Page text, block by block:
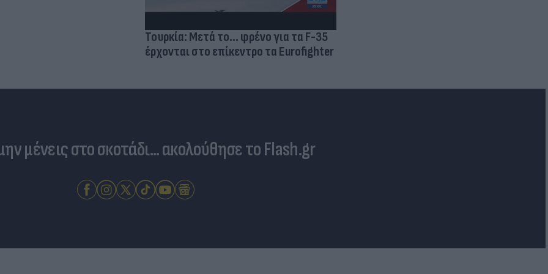
Τουρκία: Μετά το... φρένο για τα F-35
έρχονται στο επίκεντρο τα Eurofighter
μένεις στο σκοτάδι... ακολούθησε το Flash.gr